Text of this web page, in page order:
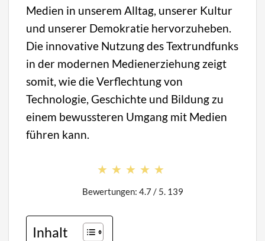
Medien in unserem Alltag, unserer Kultur
und unserer Demokratie hervorzuheben.
Die innovative Nutzung des Textrundfunks
in der modernen Medienerziehung zeigt
somit, wie die Verflechtung von
Technologie, Geschichte und Bildung zu
einem bewussteren Umgang mit Medien
führen kann.
★★★★★
★★★★★
Bewertungen: 4.7 / 5. 139
Inhalt